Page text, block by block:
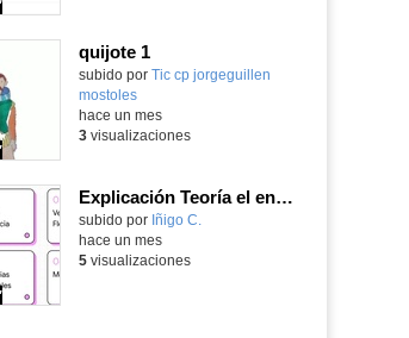
quijote 1
subido por Tic cp jorgeguillen
mostoles-
hace un mes
3visualizaciones
Explicación Teoría el entrenamiento 1º Bachillerato (IA)
Contenido educativo.
subido por Iñigo C.
hace un mes
5visualizaciones